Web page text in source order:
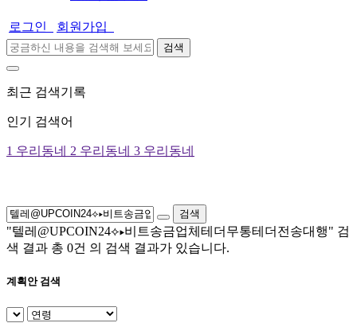
로그인 회원가입
검색
최근 검색기록
인기 검색어
1 우리동네 2 우리동네 3 우리동네
검색
"텔레@UPCOIN24⟡▸비트송금업체테더무통테더전송대행" 검
색 결과 총 0건 의 검색 결과가 있습니다.
계획안 검색